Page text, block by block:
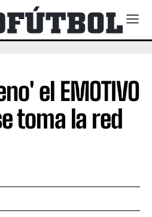
el EMOTIVO
toma la red